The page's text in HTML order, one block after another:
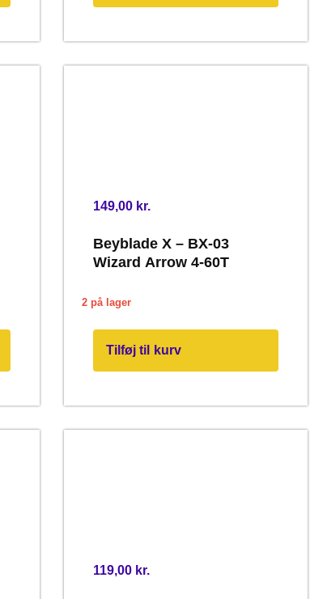
149,00 kr.
Beyblade X – BX-03
Wizard Arrow 4-60T
2 på lager
Tilføj til kurv
119,00 kr.